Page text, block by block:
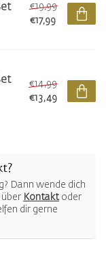
€19,99
€17,99
€14,99
€13,49
Dann wende dich
über Kontaktoder
dir gerne